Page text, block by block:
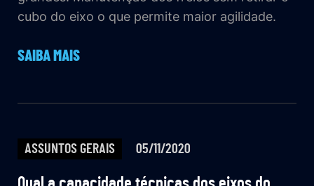
cubo do eixo o que permite maior agilidade.
SAIBA MAIS
ASSUNTOS GERAIS 05/11/2020